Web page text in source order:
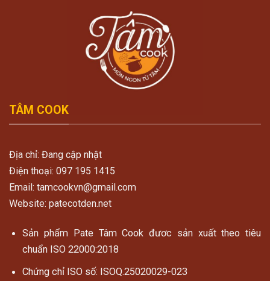
TÂM COOK
Địa chỉ: Đang cập nhật
Điện thoại: 097 195 1415
Email: tamcookvn@gmail.com
Website: patecotden.net
Sản phẩm Pate Tâm Cook đươc sản xuất theo tiêu
chuẩn ISO 22000:2018
Chứng chỉ ISO số: ISOQ.25020029-023